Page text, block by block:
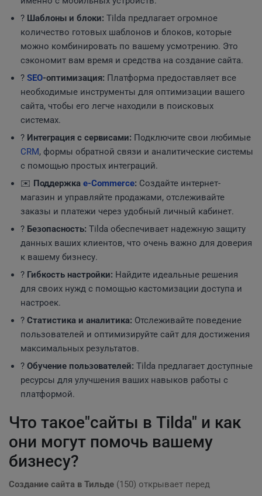
? Шаблоны и блоки: Tilda предлагает огромное
количество готовых шаблонов и блоков, которые
можно комбинировать по вашему усмотрению. Это
сэкономит вам время и средства на создание сайта.
? SEO-оптимизация: Платформа предоставляет все
необходимые инструменты для оптимизации вашего
сайта, чтобы его легче находили в поисковых
системах.
? Интеграция с сервисами: Подключите свои любимые
CRM, формы обратной связи и аналитические системы
с помощью простых интеграций.
✉️ Поддержка e-Commerce: Создайте интернет-
магазин и управляйте продажами, отслеживайте
заказы и платежи через удобный личный кабинет.
? Безопасность: Tilda обеспечивает надежную защиту
данных ваших клиентов, что очень важно для доверия
к вашему бизнесу.
? Гибкость настройки: Найдите идеальные решения
для своих нужд с помощью кастомизации доступа и
настроек.
? Статистика и аналитика: Отслеживайте поведение
пользователей и оптимизируйте сайт для достижения
максимальных результатов.
? Обучение пользователей: Tilda предлагает доступные
ресурсы для улучшения ваших навыков работы с
платформой.
Что такое"сайты в Tilda" и как
они могут помочь вашему
бизнесу?
Создание сайта в Тильде (150) открывает перед